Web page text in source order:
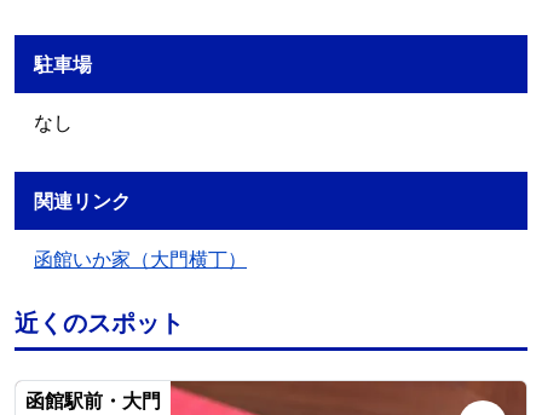
駐車場
なし
関連リンク
函館いか家（大門横丁）
近くのスポット
函館駅前・大門